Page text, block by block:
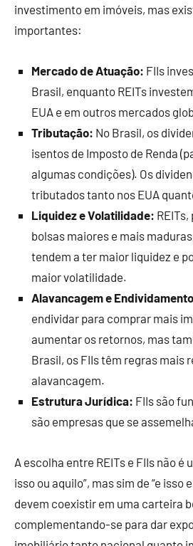
investimento em imóveis, mas
importantes:
Mercado de Atuação: FIIs
Brasil, enquanto REITs
EUA e em outros mercados
Tributação: No Brasil, os
isentos de Imposto de Renda
algumas condições). Os
tributados tanto nos EUA
Liquidez e Volatilidade:
bolsas maiores e mais
tendem a ter maior liquidez e
maior volatilidade.
Alavancagem e
endividar para comprar mais
aumentar os retornos, mas
Brasil, os FIIs têm regras mais
alavancagem.
Estrutura Jurídica: FIIs são
são empresas que se
A escolha entre REITs e FIIs não é
isso ou aquilo”, mas sim de “e isso
devem coexistir em uma carteira
complementando-se para dar